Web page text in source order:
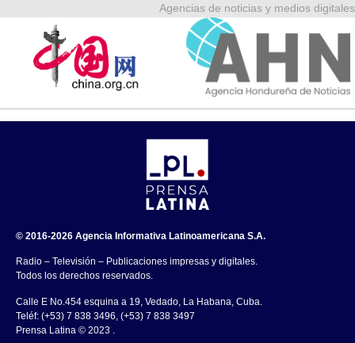
Agencias de noticias y medios digitales
© 2016-2026 Agencia Informativa Latinoamericana S.A.
Radio – Televisión – Publicaciones impresas y digitales.
Todos los derechos reservados.
Calle E No.454 esquina a 19, Vedado, La Habana, Cuba.
Teléf: (+53) 7 838 3496, (+53) 7 838 3497
Prensa Latina © 2023 .